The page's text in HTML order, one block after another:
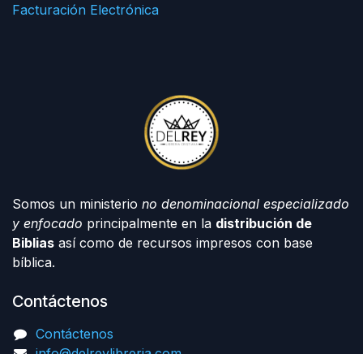
Facturación Electrónica
Somos un ministerio no denominacional especializado
y enfocado principalmente en la distribución de
Biblias así como de recursos impresos con base
bíblica.
Contáctenos
Contáctenos